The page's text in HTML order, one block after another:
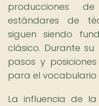
producciones
estándares de
siguen siendo
clásico. Durante
pasos y
para el vocabulario
La influencia de